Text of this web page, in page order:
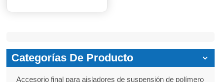
Categorías De Producto
Accesorio final para aisladores de suspensión de polímero